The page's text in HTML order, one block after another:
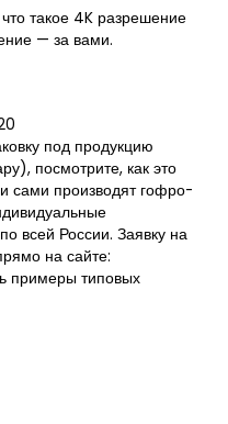
что такое 4K разрешение
— за вами.
под продукцию
посмотрите, как это
сами производят гофро-
всей России. Заявку на
на сайте:
примеры типовых